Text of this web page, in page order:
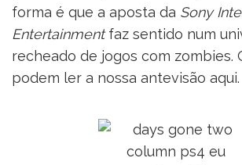
forma é que a aposta da Sony
Entertainmentfaz sentido num
recheado de jogos com zombies.
podem ler a nossa antevisão aqui.